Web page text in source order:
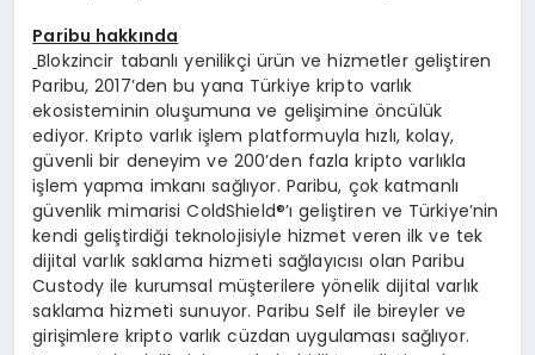
Paribu hakkında
Blokzincir tabanlı yenilikçi ürün ve hizmetler geliştiren
Paribu, 2017’den bu yana Türkiye kripto varlık
ekosisteminin oluşumuna ve gelişimine öncülük
ediyor. Kripto varlık işlem platformuyla hızlı, kolay,
güvenli bir deneyim ve 200’den fazla kripto varlıkla
işlem yapma imkanı sağlıyor. Paribu, çok katmanlı
güvenlik mimarisi ColdShield®’ı geliştiren ve Türkiye’nin
kendi geliştirdiği teknolojisiyle hizmet veren ilk ve tek
dijital varlık saklama hizmeti sağlayıcısı olan Paribu
Custody ile kurumsal müşterilere yönelik dijital varlık
saklama hizmeti sunuyor. Paribu Self ile bireyler ve
girişimlere kripto varlık cüzdan uygulaması sağlıyor.